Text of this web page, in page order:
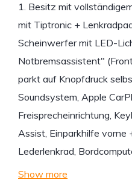
1. Besitz mit
mit Tiptronic +
Scheinwerfer mit LED-
Notbremsassistent"
parkt auf Knopfdruck
Soundsystem, Apple
Freisprecheinrichtung,
Assist, Einparkhilfe vorne
Lederlenkrad,
Show more